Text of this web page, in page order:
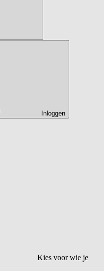
Inloggen
Kies voor wie je